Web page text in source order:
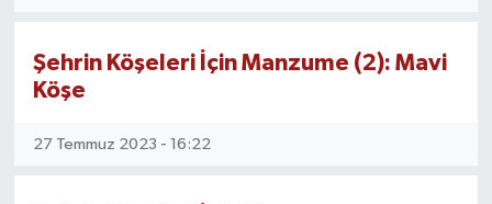
Şehrin Köşeleri İçin Manzume (2): Mavi
Köşe
27 Temmuz 2023 - 16:22